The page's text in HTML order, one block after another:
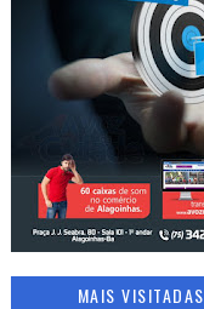
MAIS VISITADAS